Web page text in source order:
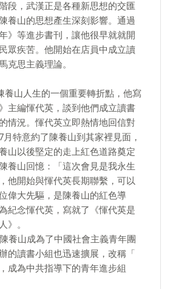
段，武漢正是各種新思想的交匯
養山的思想產生深刻影響。通過
》等進步書刊，讓他很早就就開
眾疾苦。他開始在店員中成立讀
克思主義理論。
養山人生的一個重要轉折點，他寫
主編惲代英，談到他們成立讀書
情況。惲代英立即熱情地回信對
特意約了陳養山到其家裡見面，
山以後堅定的走上紅色道路奠定
養山回憶：「這次會見是我永生
他開始與惲代英長期聯繫，可以
偉大先驅，是陳養山的紅色導
紀念惲代英，寫就了《惲代英是
》。
養山成為了中國社會主義青年團
的讀書小組也迅速擴展，改稱「
成為中共指導下的青年進步組